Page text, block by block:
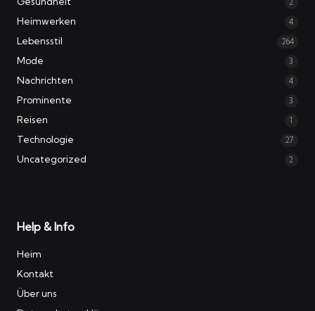
2
Heimwerken 4
Lebensstil 264
Mode 3
Nachrichten 4
Prominente 3
Reisen 1
Technologie 27
Uncategorized 2
Help & Info
Heim
Kontakt
Über uns